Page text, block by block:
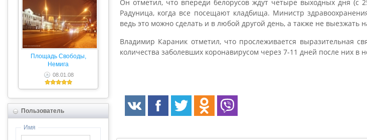
Площадь Свободы,
Немига
08.01.08
Пользователь
Имя
Он отметил, что впереди белорусов ждут четыре выходных дня
Радуница, когда все посещают кладбища. Министр
ведь это можно сделать и в любой другой день, а также не
Владимир Караник отметил, что прослеживается выразительная
количества заболевших коронавирусом через 7-11 дней после них в